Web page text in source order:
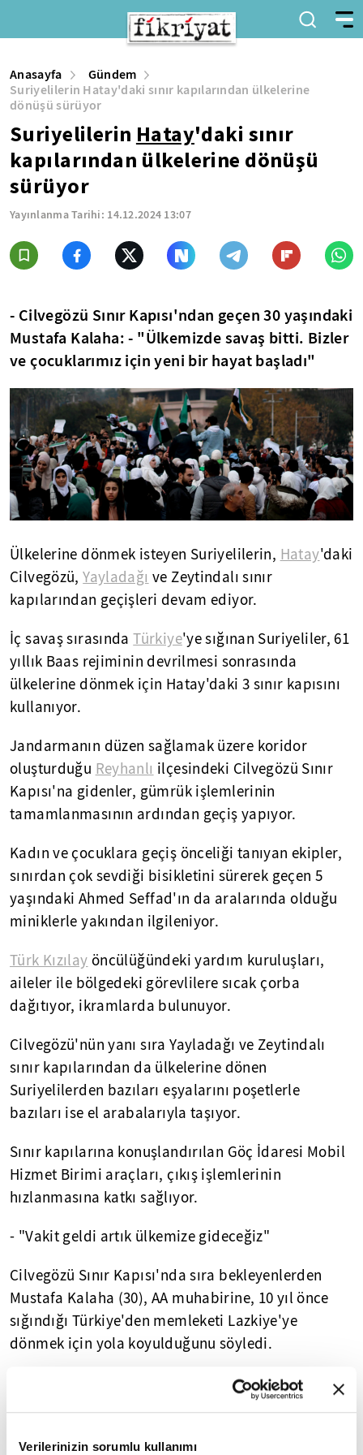
Verilerinizin sorumlu kullanımı
Anasayfa
Gündem
Suriyelilerin Hatay'daki sınır kapılarından ülkelerine
dönüşü sürüyor
Suriyelilerin Hatay'daki sınır
kapılarından ülkelerine dönüşü
sürüyor
Yayınlanma Tarihi: 14.12.2024 13:07
- Cilvegözü Sınır Kapısı'ndan geçen 30 yaşındaki
Mustafa Kalaha: - "Ülkemizde savaş bitti. Bizler
ve çocuklarımız için yeni bir hayat başladı"
Ülkelerine dönmek isteyen Suriyelilerin, Hatay'daki
Cilvegözü,Yayladağı ve Zeytindalı sınır
kapılarından geçişleri devam ediyor.
İç savaş sırasındaTürkiye'ye sığınan Suriyeliler, 61
yıllık Baas rejiminin devrilmesi sonrasında
ülkelerine dönmek için Hatay'daki 3 sınır kapısını
kullanıyor.
Jandarmanın düzen sağlamak üzere koridor
oluşturduğu Reyhanlı ilçesindeki Cilvegözü Sınır
Kapısı'na gidenler, gümrük işlemlerinin
tamamlanmasının ardından geçiş yapıyor.
Kadın ve çocuklara geçiş önceliği tanıyan ekipler,
sınırdan çok sevdiği bisikletini sürerek geçen 5
yaşındaki Ahmed Seffad'ın da aralarında olduğu
miniklerle yakından ilgileniyor.
Türk Kızılay öncülüğündeki yardım kuruluşları,
aileler ile bölgedeki görevlilere sıcak çorba
dağıtıyor, ikramlarda bulunuyor.
Cilvegözü'nün yanı sıra Yayladağı ve Zeytindalı
sınır kapılarından da ülkelerine dönen
Suriyelilerden bazıları eşyalarını poşetlerle
bazıları ise el arabalarıyla taşıyor.
Sınır kapılarına konuşlandırılan Göç İdaresi Mobil
Hizmet Birimi araçları, çıkış işlemlerinin
hızlanmasına katkı sağlıyor.
- "Vakit geldi artık ülkemize gideceğiz"
Cilvegözü Sınır Kapısı'nda sıra bekleyenlerden
Mustafa Kalaha (30), AA muhabirine, 10 yıl önce
sığındığı Türkiye'den memleketi Lazkiye'ye
dönmek için yola koyulduğunu söyledi.
Türkiye'de unutamayacağı dostluklar yaşadığını
dile getiren Kalaha, "Ülkemizde savaş bitti. Bizler
Türkiye'de 10 sene yaşadık. Çok memnunuz ve